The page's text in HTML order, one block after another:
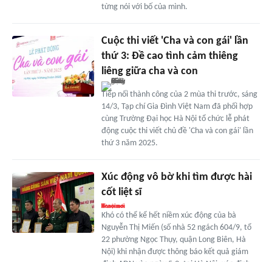
từng nói với bố của mình.
Cuộc thi viết 'Cha và con gái' lần
thứ 3: Đề cao tình cảm thiêng
liêng giữa cha và con
Tiếp nối thành công của 2 mùa thi trước, sáng
14/3, Tạp chí Gia Đình Việt Nam đã phối hợp
cùng Trường Đại học Hà Nội tổ chức lễ phát
động cuộc thi viết chủ đề 'Cha và con gái' lần
thứ 3 năm 2025.
Xúc động vô bờ khi tìm được hài
cốt liệt sĩ
Khó có thể kể hết niềm xúc động của bà
Nguyễn Thị Miến (số nhà 52 ngách 604/9, tổ
22 phường Ngọc Thụy, quận Long Biên, Hà
Nội) khi nhận được thông báo kết quả giám